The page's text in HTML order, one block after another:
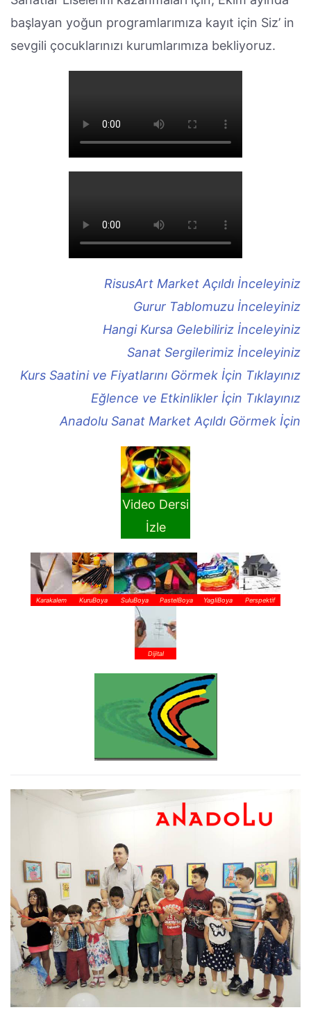
başlayan yoğun programlarımıza kayıt için Siz’ in
sevgili çocuklarınızı kurumlarımıza bekliyoruz.
RisusArt Market Açıldı İnceleyiniz
Gurur Tablomuzu İnceleyiniz
Hangi Kursa Gelebiliriz İnceleyiniz
Sanat Sergilerimiz İnceleyiniz
Kurs Saatini ve Fiyatlarını Görmek İçin Tıklayınız
Eğlence ve Etkinlikler İçin Tıklayınız
Anadolu Sanat Market Açıldı Görmek İçin
Video Dersi
İzle
Karakalem KuruBoya SuluBoya PastelBoya YagliBoya Perspektif
Dijital